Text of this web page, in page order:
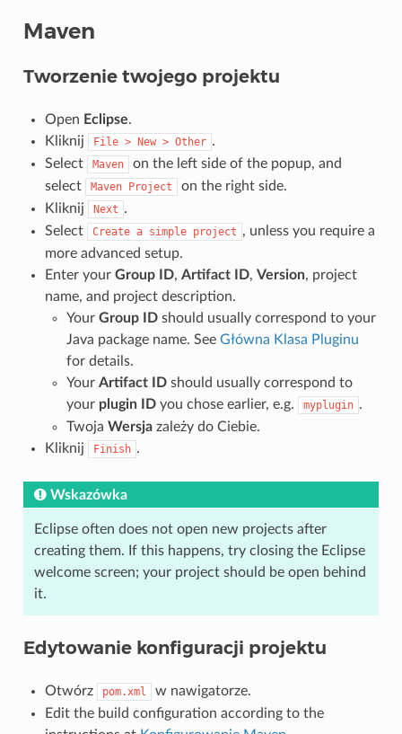
Maven
Tworzenie twojego projektu
Open Eclipse.
Kliknij
File > New > Other .
Select
Maven
on the left side of the popup, and
select
Maven Project
on the right side.
Kliknij
Next .
Select
Create a simple project , unless you require a
more advanced setup.
Enter your Group ID, Artifact ID, Version, project
name, and project description.
Your Group IDshould usually correspond to your
Java package name. See Główna Klasa Pluginu
for details.
Your Artifact IDshould usually correspond to
your plugin IDyou chose earlier, e.g. myplugin .
Twoja Wersjazależy do Ciebie.
Kliknij
Finish .
Wskazówka
Eclipse often does not open new projects after
creating them. If this happens, try closing the Eclipse
welcome screen; your project should be open behind
it.
Edytowanie konfiguracji projektu
Otwórz pom.xml
w nawigatorze.
Edit the build configuration according to the